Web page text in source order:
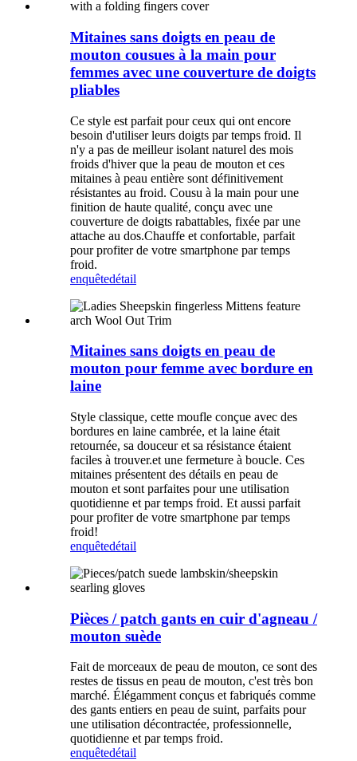
Mitaines sans doigts en peau de
mouton cousues à la main pour
femmes avec une couverture de doigts
pliables
Ce style est parfait pour ceux qui ont encore
besoin d'utiliser leurs doigts par temps froid. Il
n'y a pas de meilleur isolant naturel des mois
froids d'hiver que la peau de mouton et ces
mitaines à peau entière sont définitivement
résistantes au froid. Cousu à la main pour une
finition de haute qualité, conçu avec une
couverture de doigts rabattables, fixée par une
attache au dos.Chauffe et confortable, parfait
pour profiter de votre smartphone par temps
froid.
enquêtedétail
Mitaines sans doigts en peau de
mouton pour femme avec bordure en
laine
Style classique, cette moufle conçue avec des
bordures en laine cambrée, et la laine était
retournée, sa douceur et sa résistance étaient
faciles à trouver.et une fermeture à boucle. Ces
mitaines présentent des détails en peau de
mouton et sont parfaites pour une utilisation
quotidienne et par temps froid. Et aussi parfait
pour profiter de votre smartphone par temps
froid!
enquêtedétail
Pièces / patch gants en cuir d'agneau /
mouton suède
Fait de morceaux de peau de mouton, ce sont des
restes de tissus en peau de mouton, c'est très bon
marché. Élégamment conçus et fabriqués comme
des gants entiers en peau de suint, parfaits pour
une utilisation décontractée, professionnelle,
quotidienne et par temps froid.
enquêtedétail